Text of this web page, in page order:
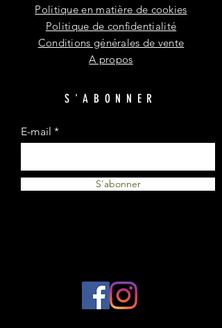
Politique en matière de cookies
Politique de confidentialité
Conditions générales de vente
A propos
S'ABONNER
E-mail
S'abonner